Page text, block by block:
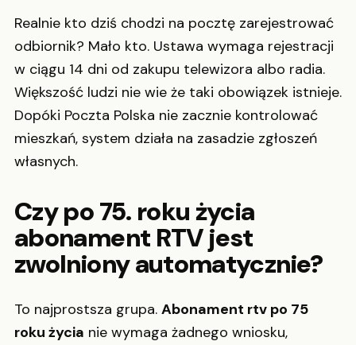
Realnie kto dziś chodzi na pocztę zarejestrować
odbiornik? Mało kto. Ustawa wymaga rejestracji
w ciągu 14 dni od zakupu telewizora albo radia.
Większość ludzi nie wie że taki obowiązek istnieje.
Dopóki Poczta Polska nie zacznie kontrolować
mieszkań, system działa na zasadzie zgłoszeń
własnych.
Czy po 75. roku życia
abonament RTV jest
zwolniony automatycznie?
To najprostsza grupa. Abonament rtv po 75
roku życia nie wymaga żadnego wniosku,